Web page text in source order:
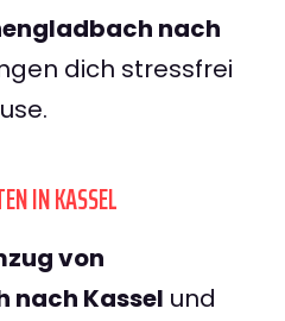
nach
dich stressfrei
IN KASSEL
von
nach Kassel und